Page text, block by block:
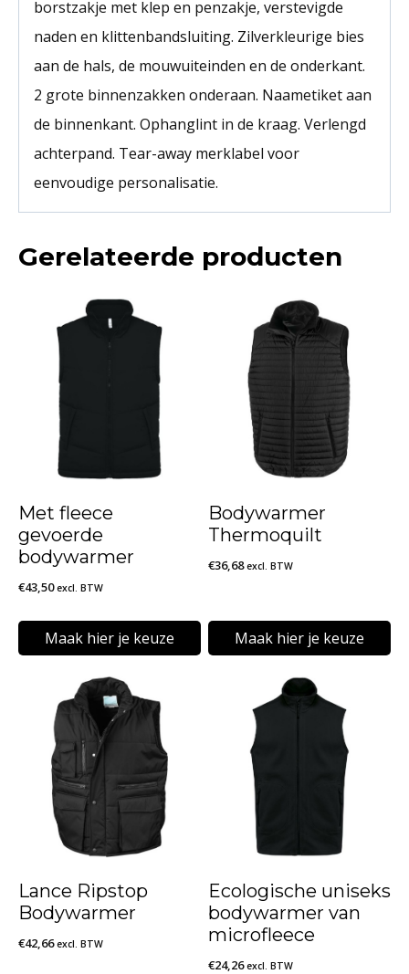
borstzakje met klep en penzakje, verstevigde
naden en klittenbandsluiting. Zilverkleurige bies
aan de hals, de mouwuiteinden en de onderkant.
2 grote binnenzakken onderaan. Naametiket aan
de binnenkant. Ophanglint in de kraag. Verlengd
achterpand. Tear-away merklabel voor
eenvoudige personalisatie.
Gerelateerde producten
Met fleece
gevoerde
bodywarmer
€43,50 excl. BTW
Maak hier je keuze
product
heeft
meerdere
variaties.
gekozen
Bodywarmer
Thermoquilt
€36,68 excl. BTW
Maak hier je keuze
meerdere
variaties.
gekozen
worden
op
Lance Ripstop
Bodywarmer
€42,66 excl. BTW
Ecologische uniseks
bodywarmer van
microfleece
€24,26 excl. BTW